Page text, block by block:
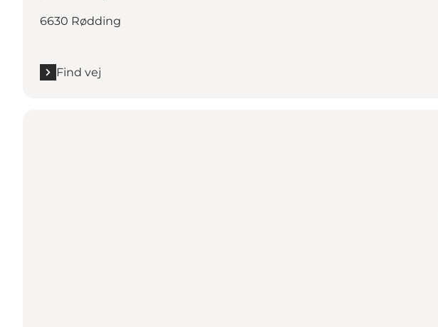
6630 Rødding
Find vej